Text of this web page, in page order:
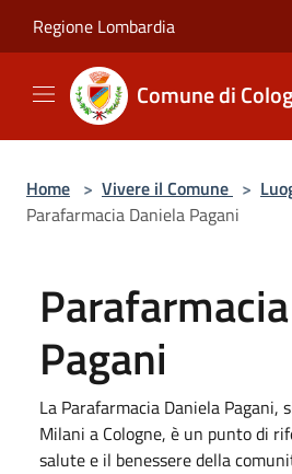
Regione Lombardia
Comune di
Home > Vivere il Comune >
Parafarmacia Daniela Pagani
Pagani
La Parafarmacia Daniela Pagani,
Milani a Cologne, è un punto di
salute e il benessere della